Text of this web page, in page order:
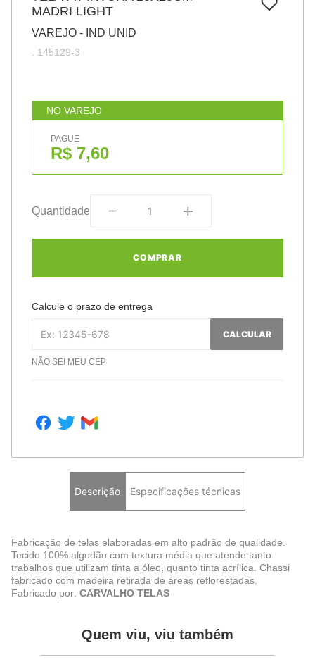
MADRI LIGHT
VAREJO - IND UNID
: 145129-3
NO VAREJO
PAGUE
R$ 7,60
Quantidade
COMPRAR
Calcule o prazo de entrega
CALCULAR
NÃO SEI MEU CEP
Descrição Especificações técnicas
Fabricação de telas elaboradas em alto padrão de qualidade.
Tecido 100% algodão com textura média que atende tanto
trabalhos que utilizam tinta a óleo, quanto tinta acrílica. Chassi
fabricado com madeira retirada de áreas reflorestadas.
Fabricado por: CARVALHO TELAS
Quem viu, viu também
pincel
cola
barbante